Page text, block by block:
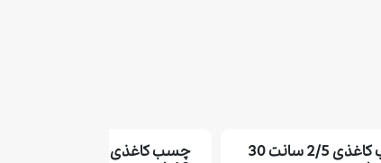
چسب کاغذی 2/5 سانت 30